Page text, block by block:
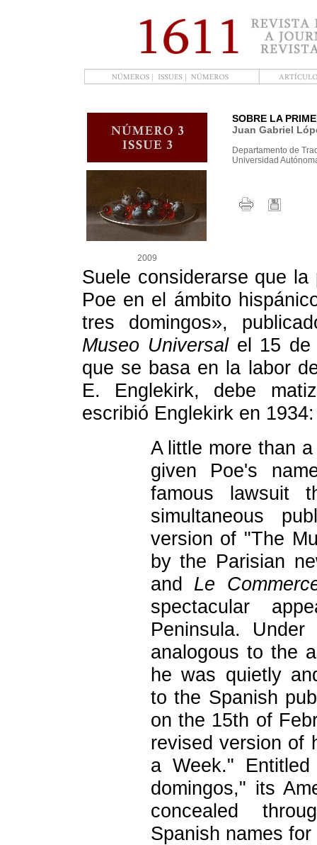
2009
SOBRE LA
Juan Gabriel
Departamento de
Universidad
Suele considerarse que
Poe en el ámbito
tres domingos»,
Museo Universalel 15 de
que se basa en la labor
E. Englekirk, debe
escribió Englekirk en 1934:
A little more than
given Poe's
famous lawsuit
simultaneous
version of "The
by the Parisian
and Le
spectacular
Peninsula. Under
analogous to the
he was quietly
to the Spanish
on the 15th of
revised version of
a Week."
domingos," its
concealed
Spanish names